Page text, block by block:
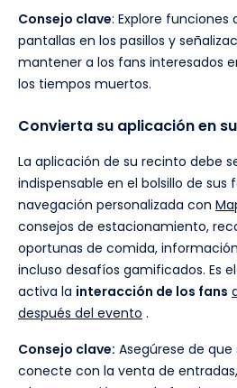
Consejo clave: Explore funciones
pantallas en los pasillos y
mantener a los fans interesados
los tiempos muertos.
Convierta su aplicación en
La aplicación de su recinto debe
indispensable en el bolsillo de sus
navegación personalizada con
consejos de estacionamiento,
oportunas de comida,
incluso desafíos gamificados. Es
activa la interacción de los fans
después del evento .
Consejo clave: Asegúrese de
conecte con la venta de